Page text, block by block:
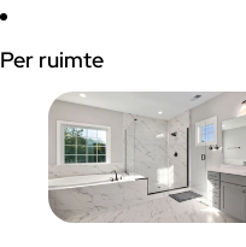
Per ruimte